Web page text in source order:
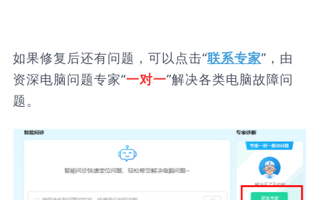
如果修复后还有问题，可以点击“联系专家”，由
资深电脑问题专家“一对一”解决各类电脑故障问
题。